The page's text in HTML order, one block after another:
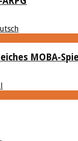
MOBA-